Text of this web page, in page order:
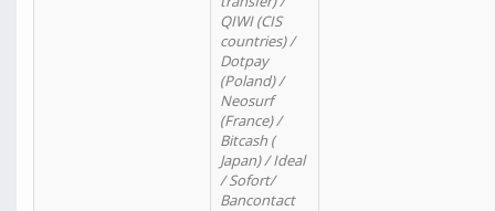
QIWI (CIS
countries) /
Dotpay
(Poland) /
Neosurf
(France) /
Bitcash (
Japan) / Ideal
/ Sofort/
Bancontact